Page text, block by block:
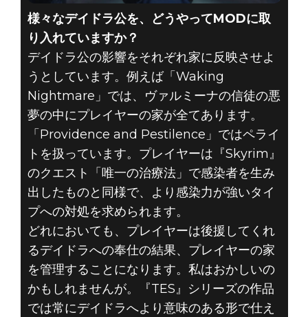
様々なデイドラ公を、どうやってMODに取
り入れていますか？
デイドラ公の影響をそれぞれ家に反映させよ
うとしています。例えば「Waking
Nightmare」では、ヴァルミーナの信徒の悪
夢の中にプレイヤーの家が全てあります。
「Providence and Pestilence」ではペライ
トを扱っています。プレイヤーは『Skyrim』
のクエスト「唯一の治療法」で感染者を生み
出したものと同様で、より感染力が強いタイ
プへの対処を求められます。
どれにおいても、プレイヤーは後援してくれ
るデイドラへの奉仕の結果、プレイヤーの家
を管理することになります。私はおかしいの
かもしれませんが。『TES』シリーズの作品
では常にデイドラへより意味のある形で仕え